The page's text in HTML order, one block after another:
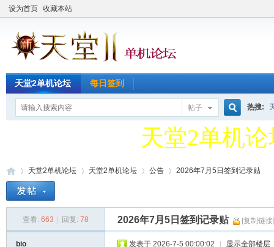
设为首页 收藏本站
天堂2单机论坛 每日签到
帖子
搜
热搜:
天堂2单机
QQ新群
天堂2单机
QQ新群
天堂2单机论坛
›
天堂2单机论坛
›
公告
›
2026年7月5日签到记录贴
查看: 663 回复: 78 2026年7月5日签到记录贴 [复制链接]
bio 发表于 2026-7-5 00:00:02 显示全部楼层